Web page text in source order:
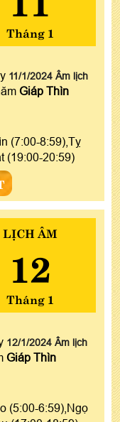
Tháng 1
11/1/2024 Âm lịch
Giáp Thìn
(7:00-8:59),Tỵ
(19:00-20:59)
LỊCH ÂM
12
Tháng 1
12/1/2024 Âm lịch
Giáp Thìn
(5:00-6:59),Ngọ